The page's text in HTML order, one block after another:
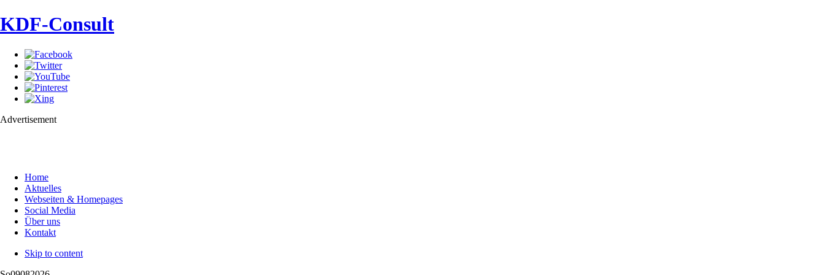
KDF-Consult
Advertisement
Home
Aktuelles
Webseiten & Homepages
Social Media
Über uns
Kontakt
Skip to content